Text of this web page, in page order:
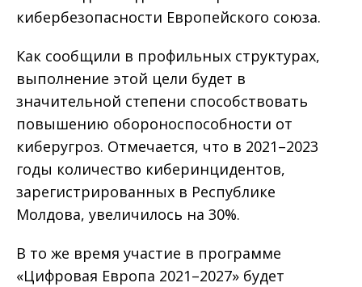
кибербезопасности Европейского союза.
Как сообщили в профильных структурах,
выполнение этой цели будет в
значительной степени способствовать
повышению обороноспособности от
киберугроз. Отмечается, что в 2021–2023
годы количество киберинцидентов,
зарегистрированных в Республике
Молдова, увеличилось на 30%.
В то же время участие в программе
«Цифровая Европа 2021–2027» будет